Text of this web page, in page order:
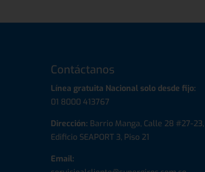
Contáctanos
Línea gratuita Nacional solo desde fijo:
01 8000 413767
Dirección: Barrio Manga, Calle 28 #27-23,
Edificio SEAPORT 3, Piso 21
Email: